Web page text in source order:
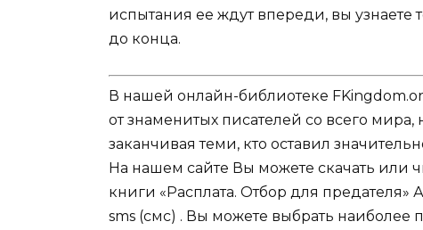
испытания ее ждут впереди, вы узнаете
до конца.
В нашей онлайн-библиотеке
от знаменитых писателей со всего
заканчивая теми, кто оставил
На нашем сайте Вы можете скачать или
книги «Расплата. Отбор для предателя»
sms (смс) . Вы можете выбрать